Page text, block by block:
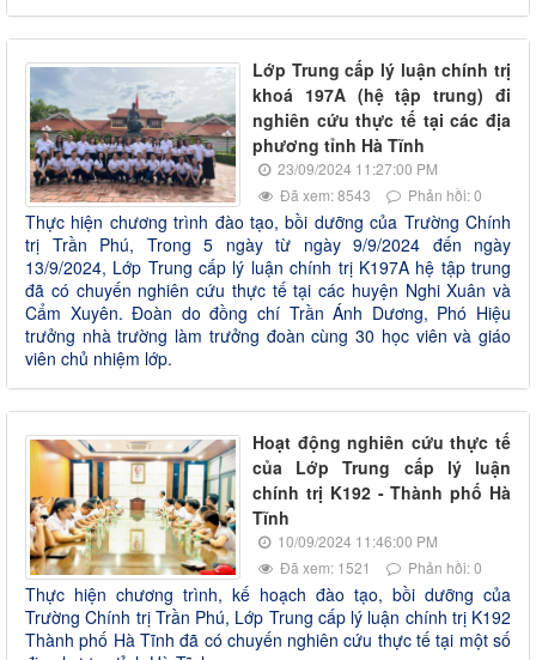
Lớp Trung cấp lý luận chính trị
khoá 197A (hệ tập trung) đi
nghiên cứu thực tế tại các địa
phương tỉnh Hà Tĩnh
23/09/2024 11:27:00 PM
Đã xem: 8543
Phản hồi: 0
Thực hiện chương trình đào tạo, bồi dưỡng của Trường Chính
trị Trần Phú, Trong 5 ngày từ ngày 9/9/2024 đến ngày
13/9/2024, Lớp Trung cấp lý luận chính trị K197A hệ tập trung
đã có chuyến nghiên cứu thực tế tại các huyện Nghi Xuân và
Cẩm Xuyên. Đoàn do đồng chí Trần Ánh Dương, Phó Hiệu
trưởng nhà trường làm trưởng đoàn cùng 30 học viên và giáo
viên chủ nhiệm lớp.
Hoạt động nghiên cứu thực tế
của Lớp Trung cấp lý luận
chính trị K192 - Thành phố Hà
Tĩnh
10/09/2024 11:46:00 PM
Đã xem: 1521
Phản hồi: 0
Thực hiện chương trình, kế hoạch đào tạo, bồi dưỡng của
Trường Chính trị Trần Phú, Lớp Trung cấp lý luận chính trị K192
Thành phố Hà Tĩnh đã có chuyến nghiên cứu thực tế tại một số